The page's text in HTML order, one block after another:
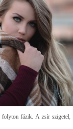
fázik. A zsír szigetel,